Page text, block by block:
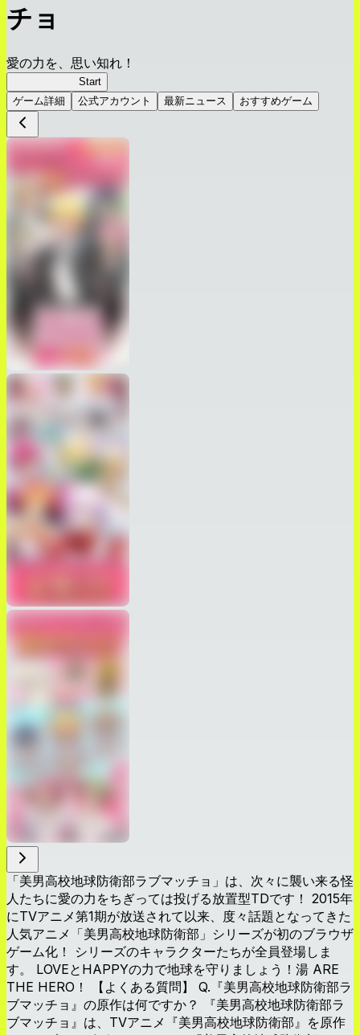
チョ
愛の力を、思い知れ！
Start
ゲーム詳細
公式アカウント 最新ニュース おすすめゲーム
「美男高校地球防衛部ラブマッチョ」は、次々に襲い来る怪
人たちに愛の力をちぎっては投げる放置型TDです！ 2015年
にTVアニメ第1期が放送されて以来、度々話題となってきた
人気アニメ「美男高校地球防衛部」シリーズが初のブラウザ
ゲーム化！ シリーズのキャラクターたちが全員登場しま
す。 LOVEとHAPPYの力で地球を守りましょう！湯 ARE
THE HERO！ 【よくある質問】 Q.『美男高校地球防衛部ラ
ブマッチョ』の原作は何ですか？ 『美男高校地球防衛部ラ
ブマッチョ』は、TVアニメ『美男高校地球防衛部』を原作